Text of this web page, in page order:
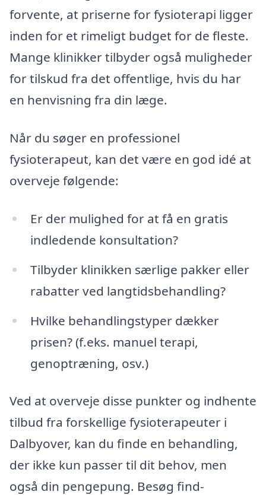
forvente, at priserne for fysioterapi ligger
inden for et rimeligt budget for de fleste.
Mange klinikker tilbyder også muligheder
for tilskud fra det offentlige, hvis du har
en henvisning fra din læge.
Når du søger en professionel
fysioterapeut, kan det være en god idé at
overveje følgende:
Er der mulighed for at få en gratis
indledende konsultation?
Tilbyder klinikken særlige pakker eller
rabatter ved langtidsbehandling?
Hvilke behandlingstyper dækker
prisen? (f.eks. manuel terapi,
genoptræning, osv.)
Ved at overveje disse punkter og indhente
tilbud fra forskellige fysioterapeuter i
Dalbyover, kan du finde en behandling,
der ikke kun passer til dit behov, men
også din pengepung. Besøg find-